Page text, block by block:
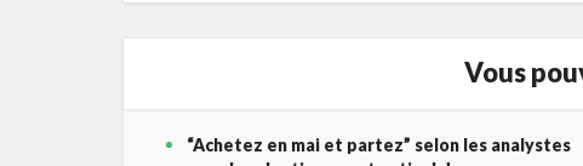
Vous
“Achetez en mai et partez” selon les analystes